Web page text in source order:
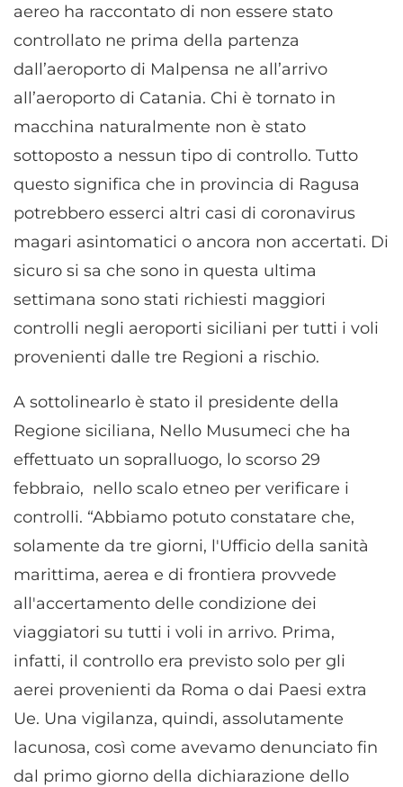
aereo ha raccontato di non essere stato
controllato ne prima della partenza
dall’aeroporto di Malpensa ne all’arrivo
all’aeroporto di Catania. Chi è tornato in
macchina naturalmente non è stato
sottoposto a nessun tipo di controllo. Tutto
questo significa che in provincia di Ragusa
potrebbero esserci altri casi di coronavirus
magari asintomatici o ancora non accertati. Di
sicuro si sa che sono in questa ultima
settimana sono stati richiesti maggiori
controlli negli aeroporti siciliani per tutti i voli
provenienti dalle tre Regioni a rischio.
A sottolinearlo è stato il presidente della
Regione siciliana, Nello Musumeci che ha
effettuato un sopralluogo, lo scorso 29
febbraio, nello scalo etneo per verificare i
controlli. “Abbiamo potuto constatare che,
solamente da tre giorni, l'Ufficio della sanità
marittima, aerea e di frontiera provvede
all'accertamento delle condizione dei
viaggiatori su tutti i voli in arrivo. Prima,
infatti, il controllo era previsto solo per gli
aerei provenienti da Roma o dai Paesi extra
Ue. Una vigilanza, quindi, assolutamente
lacunosa, così come avevamo denunciato fin
dal primo giorno della dichiarazione dello